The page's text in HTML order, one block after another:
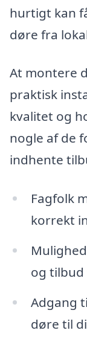
hurtigt kan
døre fra
At montere
praktisk
kvalitet og
nogle af de
indhente
Fagfolk
korrekt
og
Adgang
døre til